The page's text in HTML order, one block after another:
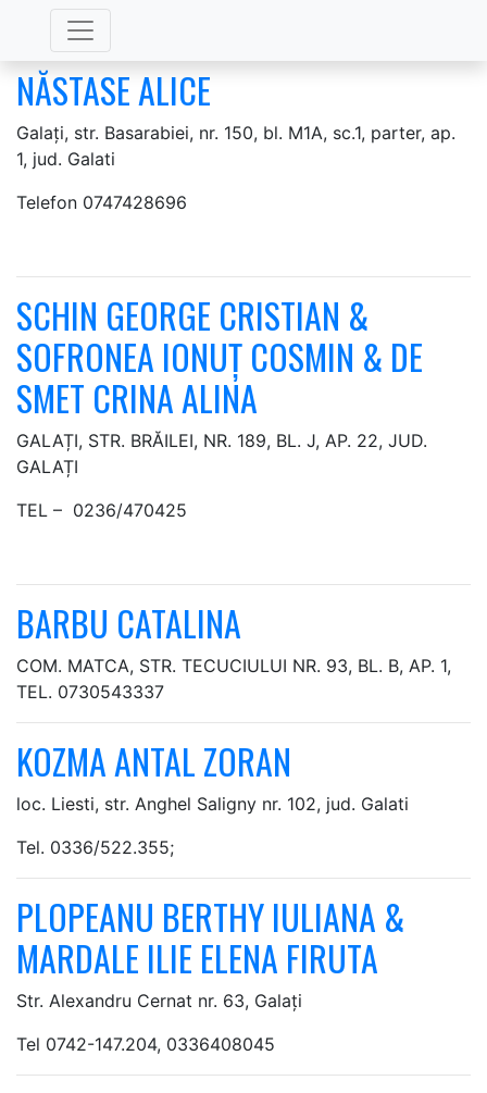
Arhive:
NĂSTASE ALICE
Galați, str. Basarabiei, nr. 150, bl. M1A, sc.1, parter, ap.
1, jud. Galati
Telefon 0747428696
SCHIN GEORGE CRISTIAN &
SOFRONEA IONUȚ COSMIN & DE
SMET CRINA ALINA
GALAȚI, STR. BRĂILEI, NR. 189, BL. J, AP. 22, JUD.
GALAȚI
TEL – 0236/470425
BARBU CATALINA
COM. MATCA, STR. TECUCIULUI NR. 93, BL. B, AP. 1,
TEL. 0730543337
KOZMA ANTAL ZORAN
loc. Liesti, str. Anghel Saligny nr. 102, jud. Galati
Tel. 0336/522.355;
PLOPEANU BERTHY IULIANA &
MARDALE ILIE ELENA FIRUTA
Str. Alexandru Cernat nr. 63, Galaţi
Tel 0742-147.204, 0336408045